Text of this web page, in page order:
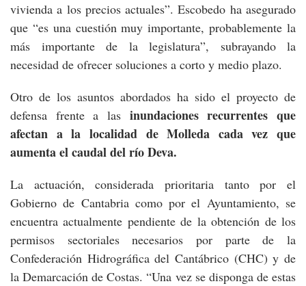
vivienda a los precios actuales”. Escobedo ha asegurado
que “es una cuestión muy importante, probablemente la
más importante de la legislatura”, subrayando la
necesidad de ofrecer soluciones a corto y medio plazo.
Otro de los asuntos abordados ha sido el proyecto de
defensa frente a las inundaciones recurrentes que
afectan a la localidad de Molleda cada vez que
aumenta el caudal del río Deva.
La actuación, considerada prioritaria tanto por el
Gobierno de Cantabria como por el Ayuntamiento, se
encuentra actualmente pendiente de la obtención de los
permisos sectoriales necesarios por parte de la
Confederación Hidrográfica del Cantábrico (CHC) y de
la Demarcación de Costas. “Una vez se disponga de estas